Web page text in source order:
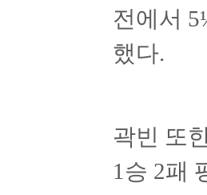
전에서
했다.
곽빈 또
1승 2패